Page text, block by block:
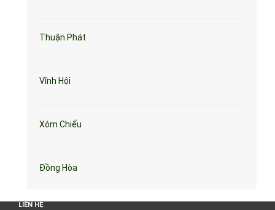
Thuận Phát
Vĩnh Hội
Xóm Chiếu
Đồng Hòa
LIÊN HỆ